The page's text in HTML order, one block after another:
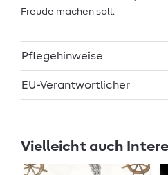
Freude machen soll.
Pflegehinweise
EU-Verantwortlicher
Vielleicht auch